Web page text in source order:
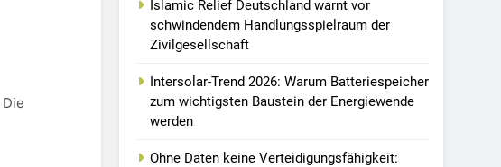
Islamic Relief Deutschland warnt vor
schwindendem Handlungsspielraum der
Zivilgesellschaft
Intersolar-Trend 2026: Warum Batteriespeicher
zum wichtigsten Baustein der Energiewende
werden
Ohne Daten keine Verteidigungsfähigkeit: